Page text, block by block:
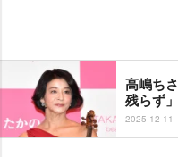
高嶋ち
残らず
2025-12-11